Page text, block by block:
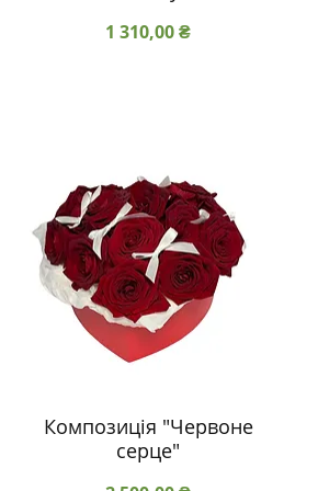
Ціна
1 310,00 ₴
Композиція "Червоне
серце"